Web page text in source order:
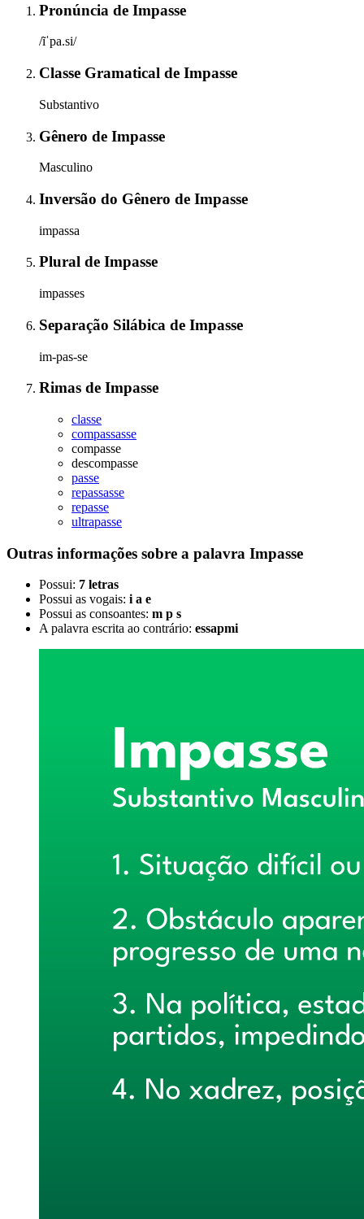
Pronúncia de Impasse
/ĩˈpa.si/
Classe Gramatical de Impasse
Substantivo
Gênero de Impasse
Masculino
Inversão do Gênero de Impasse
impassa
Plural de Impasse
impasses
Separação Silábica de Impasse
im-pas-se
Rimas de Impasse
classe
compassasse
compasse
descompasse
passe
repassasse
repasse
ultrapasse
Outras informações sobre a palavra Impasse
Possui: 7 letras
Possui as vogais: i a e
Possui as consoantes: m p s
A palavra escrita ao contrário: essapmi